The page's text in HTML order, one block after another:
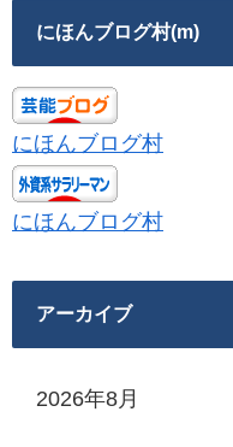
にほんブログ村(m)
にほんブログ村
にほんブログ村
アーカイブ
2026年8月